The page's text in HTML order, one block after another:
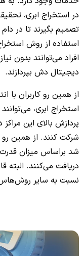
در استخراج ابری،
تصمیم بگیرند تا در دام
استفاده از روش
افراد می‌توانند بدون
دیجیتال دش بپردازند.
از همین رو کاربران
استخراج ابری،
پردازش بالای این
شرکت کنند. از همین
شد براساس میزان قدرت
دریافت می‌کنند.
نسبت به سایر